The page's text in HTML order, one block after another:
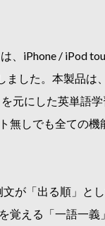
iPhone / iPod
ました。本製品は
元にした英単語
無しでも全ての機
が「出る順」と
覚える「一語一